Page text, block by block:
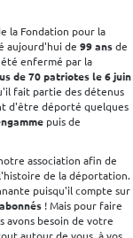
la Fondation pour la
aujourd'hui de 99 ansde
été enfermé par la
de 70 patriotes le 6 juin
fait partie des détenus
d'être déporté quelques
puis de
association afin de
de la déportation.
puisqu'il compte sur
! Mais pour faire
avons besoin de votre